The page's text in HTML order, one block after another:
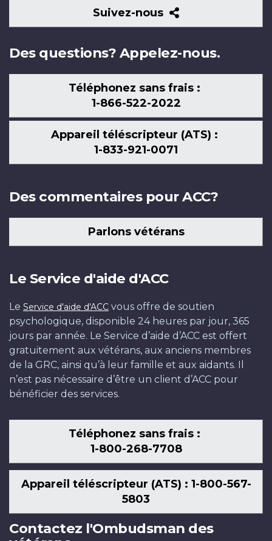
Suivez-nous
Suivez-
nous
Des questions? Appelez-nous.
Téléphonez sans frais :
1-866-522-2022
Appareil téléscripteur (ATS) :
1-833-921-0071
Des commentaires pour ACC?
Parlons vétérans
Le Service d'aide d'ACC
Le Service d'aide d'ACC vous offre de soutien
psychologique, disponible 24 heures par jour, 365
jours par année. Le Service d’aide d’ACC est offert
gratuitement aux vétérans, aux anciens membres
de la GRC, ainsi qu’à leur famille et aux aidants. Il
n’est pas nécessaire d’être un client d’ACC pour
bénéficier des services.
Téléphonez sans frais :
1-800-268-7708
Appareil téléscripteur (ATS) : 1-800-567-
5803
Contactez l'Ombudsman des